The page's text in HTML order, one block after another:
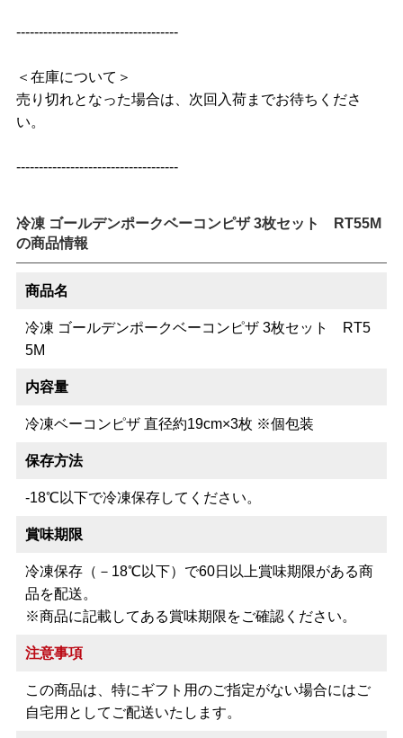
------------------------------------
＜在庫について＞
売り切れとなった場合は、次回入荷までお待ちくださ
い。
------------------------------------
冷凍 ゴールデンポークベーコンピザ 3枚セット RT55M
の商品情報
商品名
冷凍 ゴールデンポークベーコンピザ 3枚セット RT5
5M
内容量
冷凍ベーコンピザ 直径約19cm×3枚 ※個包装
保存方法
-18℃以下で冷凍保存してください。
賞味期限
冷凍保存（－18℃以下）で60日以上賞味期限がある商
品を配送。
※商品に記載してある賞味期限をご確認ください。
注意事項
この商品は、特にギフト用のご指定がない場合にはご
自宅用としてご配送いたします。